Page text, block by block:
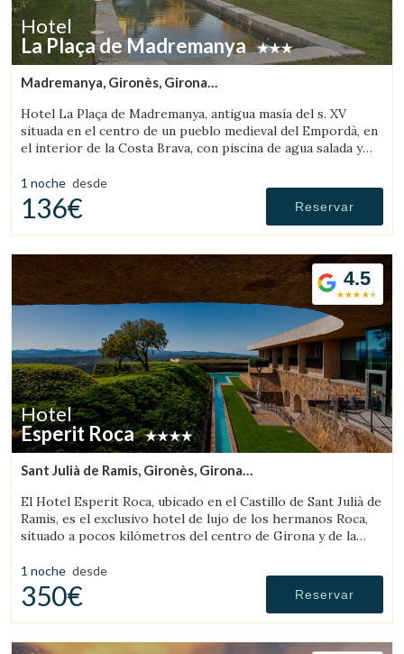
Hotel
La Plaça de Madremanya
Madremanya, Gironès, Girona
Hotel La Plaça de Madremanya, antigua masía del s. XV
situada en el centro de un pueblo medieval del Empordà, en
el interior de la Costa Brava, con piscina de agua salada y
1 noche desde
136€ Reservar
4.5
Hotel
Esperit Roca
Sant Julià de Ramis, Gironès, Girona
El Hotel Esperit Roca, ubicado en el Castillo de Sant Julià de
Ramis, es el exclusivo hotel de lujo de los hermanos Roca,
situado a pocos kilómetros del centro de Girona y de la
1 noche desde
350€ Reservar